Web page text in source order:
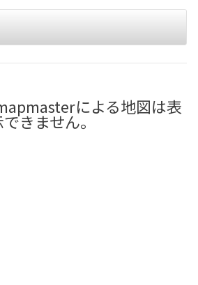
による地図は表
きません。